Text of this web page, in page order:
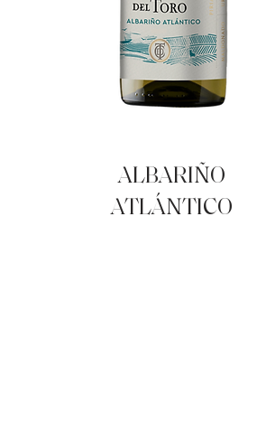
ALBARIÑO
ATLÁNTICO